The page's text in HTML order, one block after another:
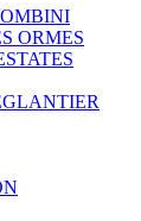
ORMES